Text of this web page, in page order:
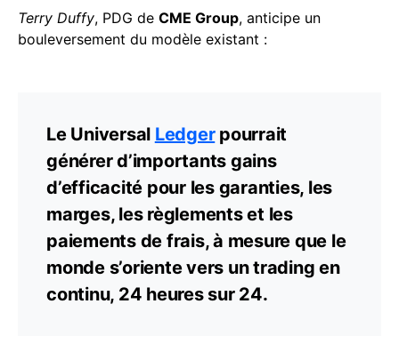
Terry Duffy, PDG de CME Group, anticipe un
bouleversement du modèle existant :
Le Universal Ledgerpourrait
générer d’importants gains
d’efficacité pour les garanties, les
marges, les règlements et les
paiements de frais, à mesure que le
monde s’oriente vers un trading en
continu, 24 heures sur 24.